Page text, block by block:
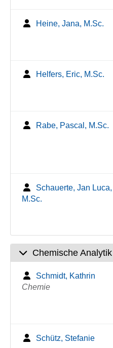
Heine, Jana, M.Sc.
Helfers, Eric, M.Sc.
Rabe, Pascal, M.Sc.
Schauerte, Jan Luca,
M.Sc.
Chemische Analytik
Schmidt, Kathrin
Chemie
Schütz, Stefanie